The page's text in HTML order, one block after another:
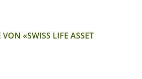
«SWISS LIFE ASSET